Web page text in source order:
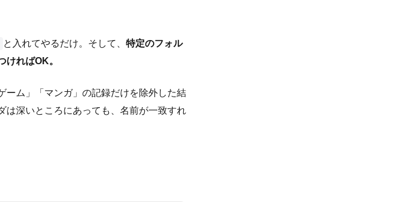
と入れてやるだけ。そして、 特定のフォル
ければOK。
ーム」「マンガ」の記録だけを除外した結
は深いところにあっても、名前が一致すれ